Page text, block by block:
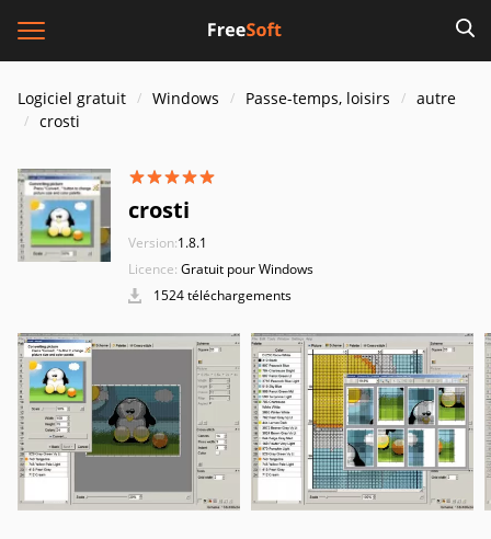
Logiciel gratuit Windows Passe-temps, loisirs
autre
crosti
crosti
Version:1.8.1
Licence: Gratuit pour Windows
1524 téléchargements